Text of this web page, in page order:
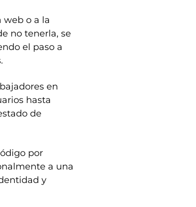
web o a la
no tenerla, se
el paso a
en
hasta
de
por
a una
y